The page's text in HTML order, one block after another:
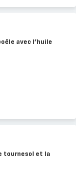
avec l’huile
tournesol et la